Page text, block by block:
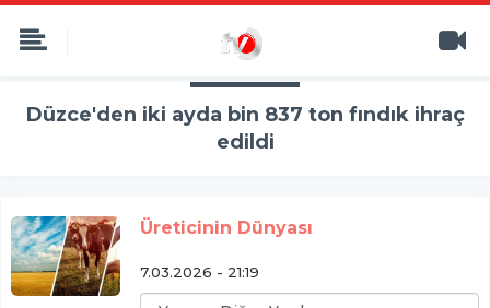
Düzce'den iki ayda bin 837 ton fındık ihraç
edildi
Üreticinin Dünyası
7.03.2026 - 21:19